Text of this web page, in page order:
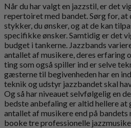
Når du har valgt en jazzstil, er det
repertoiret med bandet. Sørg for, at
stykker, du ønsker, og at de kan
specifikke ønsker. Samtidig er det
budget i tankerne. Jazzbands
antallet af musikere, deres erfaring
ting som også spiller ind er selve
gæsterne til begivenheden har en
teknik og udstyr jazzbandet skal
Og så har niveauet selvfølgelig en
bedste anbefaling er altid hellere at
antallet af musikere end på bandets
booke tre professionelle